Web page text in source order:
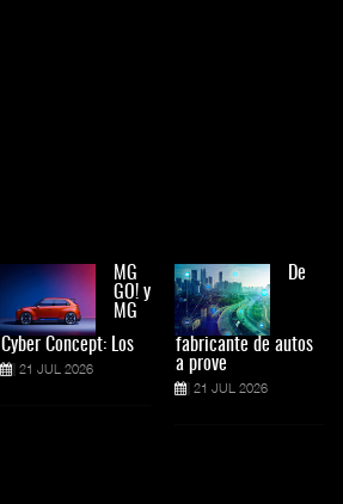
MG
GO! y
MG
Cyber Concept: Los
21 JUL 2026
De
fabricante de autos
a prove
21 JUL 2026